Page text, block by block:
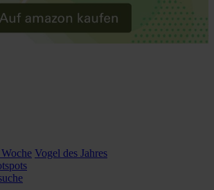
Vogel des Jahres